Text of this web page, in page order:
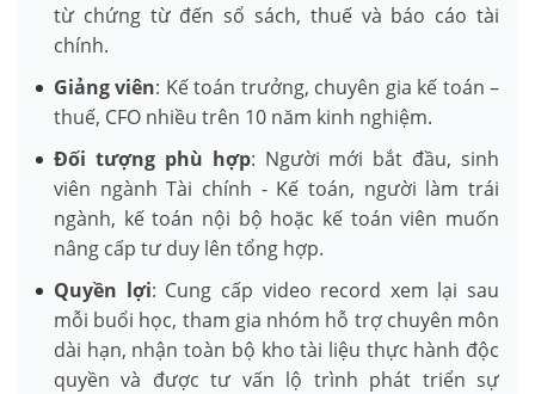
từ chứng từ đến sổ sách, thuế và báo cáo tài
chính.
Giảng viên: Kế toán trưởng, chuyên gia kế toán –
thuế, CFO nhiều trên 10 năm kinh nghiệm.
Đối tượng phù hợp: Người mới bắt đầu, sinh
viên ngành Tài chính - Kế toán, người làm trái
ngành, kế toán nội bộ hoặc kế toán viên muốn
nâng cấp tư duy lên tổng hợp.
Quyền lợi: Cung cấp video record xem lại sau
mỗi buổi học, tham gia nhóm hỗ trợ chuyên môn
dài hạn, nhận toàn bộ kho tài liệu thực hành độc
quyền và được tư vấn lộ trình phát triển sự